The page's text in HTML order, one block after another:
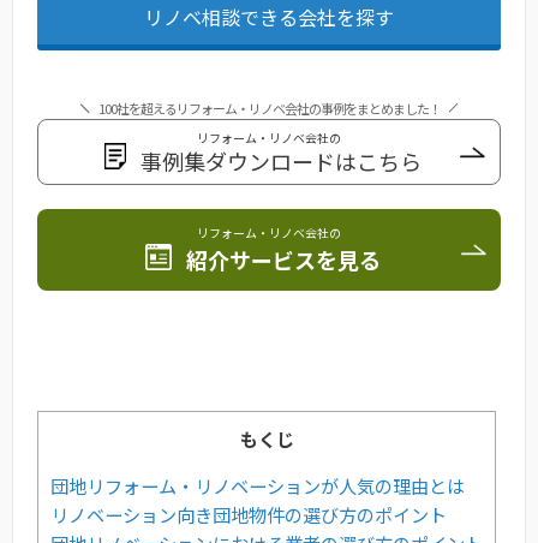
リノベ相談できる会社を探す
100社を超えるリフォーム・リノベ会社の事例をまとめました！
リフォーム・リノベ会社の
事例集ダウンロードはこちら
リフォーム・リノベ会社の
紹介サービスを見る
もくじ
団地リフォーム・リノベーションが人気の理由とは
リノベーション向き団地物件の選び方のポイント